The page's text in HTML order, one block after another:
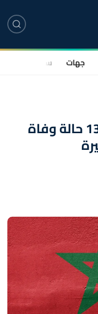
جهات سياسة
5428 إصابة جديدة و13 حالة وفاة